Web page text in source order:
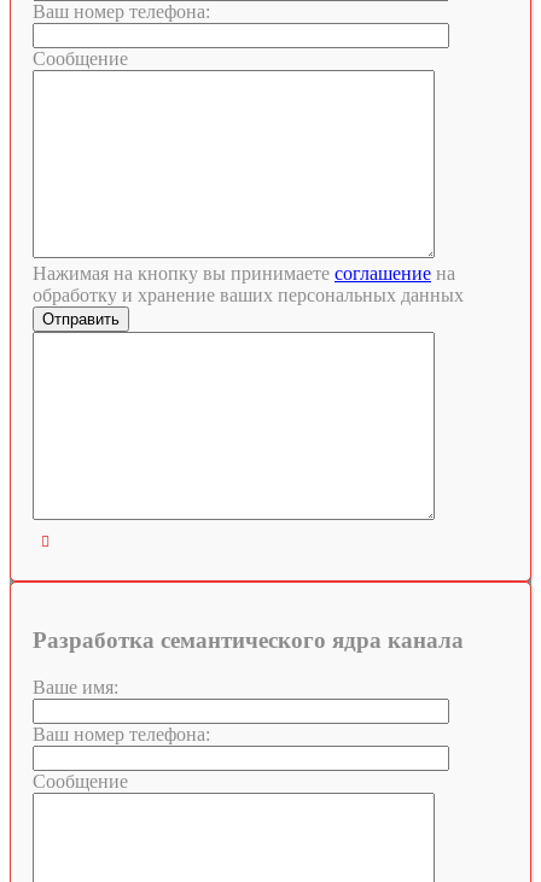
Ваш номер телефона:
Сообщение
Нажимая на кнопку вы принимаете соглашение на
обработку и хранение ваших персональных данных

Разработка семантического ядра канала
Ваше имя:
Ваш номер телефона:
Сообщение